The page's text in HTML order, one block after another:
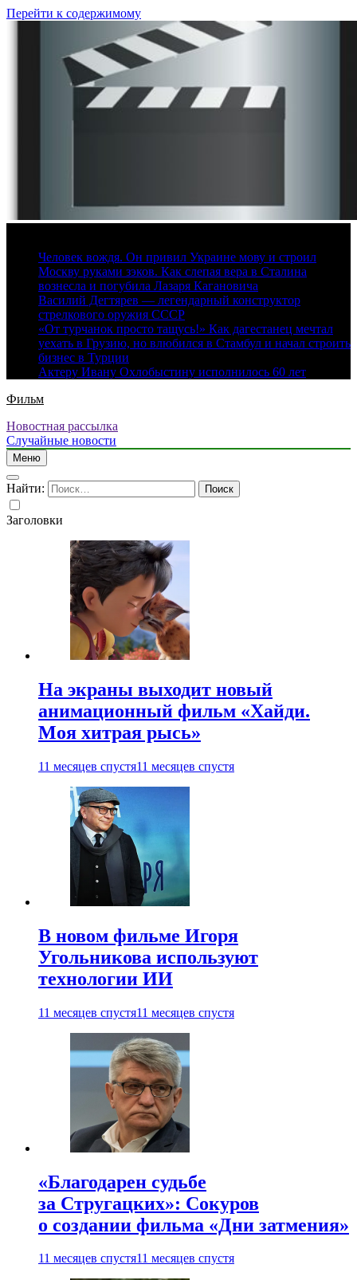
Перейти к содержимому
Человек вождя. Он привил Украине мову и строил
Москву руками зэков. Как слепая вера в Сталина
вознесла и погубила Лазаря Кагановича
Василий Дегтярев — легендарный конструктор
стрелкового оружия СССР
«От турчанок просто тащусь!» Как дагестанец мечтал
уехать в Грузию, но влюбился в Стамбул и начал строить
бизнес в Турции
Актеру Ивану Охлобыстину исполнилось 60 лет
Фильм
Новостная рассылка
Случайные новости
Меню
Найти:
Заголовки
На экраны выходит новый
анимационный фильм «Хайди.
Моя хитрая рысь»
11 месяцев спустя11 месяцев спустя
В новом фильме Игоря
Угольникова используют
технологии ИИ
11 месяцев спустя11 месяцев спустя
«Благодарен судьбе
за Стругацких»: Сокуров
о создании фильма «Дни затмения»
11 месяцев спустя11 месяцев спустя